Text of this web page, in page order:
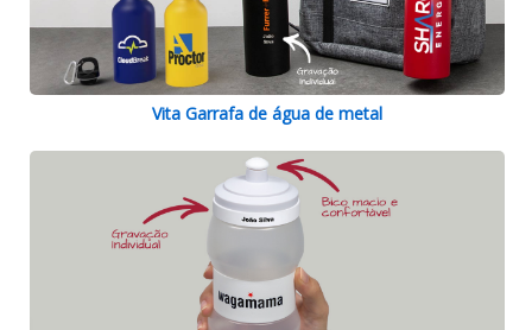
Vita Garrafa de água de metal